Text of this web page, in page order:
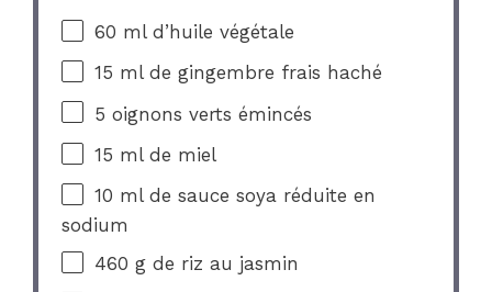
60 ml d’huile végétale
15 ml de gingembre frais haché
5 oignons verts émincés
15 ml de miel
10 ml de sauce soya réduite en
sodium
460 g de riz au jasmin